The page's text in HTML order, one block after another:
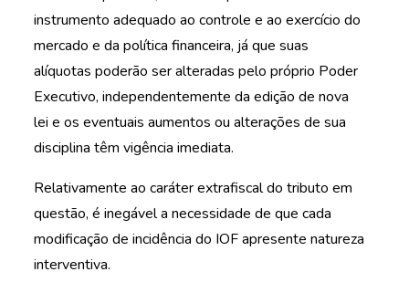
instrumento adequado ao controle e ao exercício do
mercado e da política financeira, já que suas
alíquotas poderão ser alteradas pelo próprio Poder
Executivo, independentemente da edição de nova
lei e os eventuais aumentos ou alterações de sua
disciplina têm vigência imediata.
Relativamente ao caráter extrafiscal do tributo em
questão, é inegável a necessidade de que cada
modificação de incidência do IOF apresente natureza
interventiva.